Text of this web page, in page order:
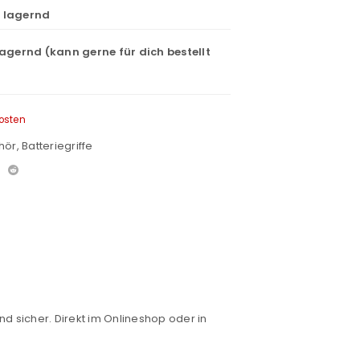
lagernd
(kann gerne für dich bestellt
, Batteriegriffe
sicher. Direkt im Onlineshop oder in